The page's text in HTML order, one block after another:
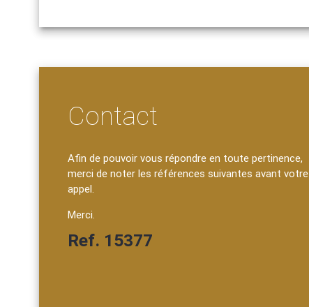
Contact
Afin de pouvoir vous répondre en toute pertinence,
merci de noter les références suivantes avant votre
appel.
Merci.
Ref. 15377